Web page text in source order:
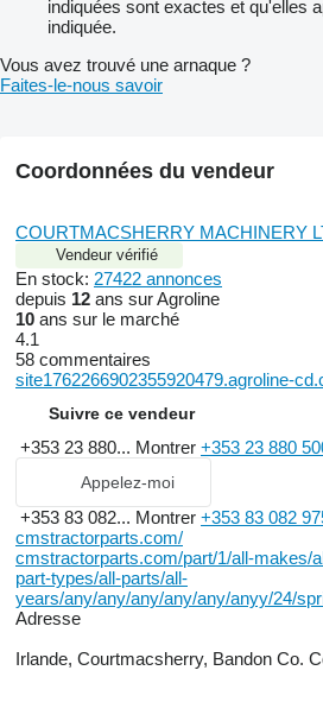
indiquées sont exactes et qu'elles
indiquée.
Vous avez trouvé une arnaque ?
Faites-le-nous savoir
Coordonnées du vendeur
COURTMACSHERRY MACHINERY
Vendeur vérifié
En stock: 27422 annonces
depuis 12 ans sur Agroline
10 ans sur le marché
4.1
58 commentaires
site1762266902355920479.agroline-
Suivre ce vendeur
+353 23 880... Montrer +353 23 880
Appelez-moi
+353 83 082... Montrer +353 83 082
cmstractorparts.com/
cmstractorparts.com/part/1/all-makes/
part-types/all-parts/all-
years/any/any/any/any/any/anyy/24/
Adresse
Irlande, Courtmacsherry, Bandon Co.